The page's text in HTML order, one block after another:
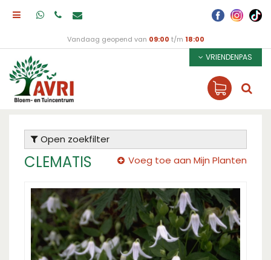
Vandaag geopend van 09:00 t/m 18:00
VRIENDENPAS
Open zoekfilter
CLEMATIS Voeg toe aan Mijn Planten